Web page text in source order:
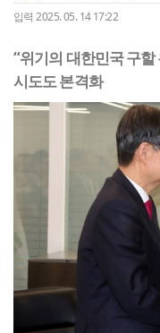
입력 2025. 05. 14 17:22
“위기의 대한민국 구
시도도 본격화